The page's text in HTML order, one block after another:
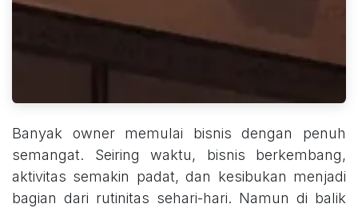
Banyak owner memulai bisnis dengan penuh
semangat. Seiring waktu, bisnis berkembang,
aktivitas semakin padat, dan kesibukan menjadi
bagian dari rutinitas sehari-hari. Namun di balik